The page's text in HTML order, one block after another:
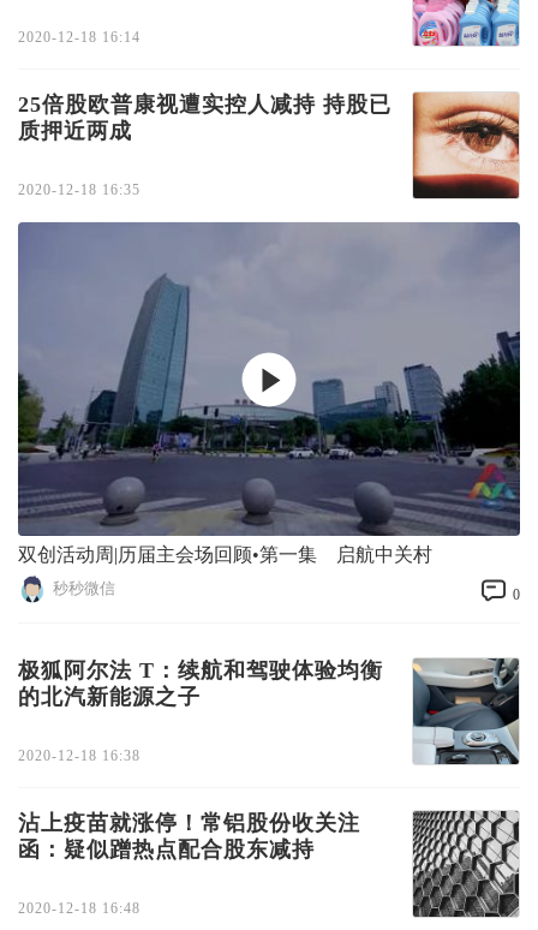
2020-12-18 16:14
25倍股欧普康视遭实控人减持 持股已
质押近两成
2020-12-18 16:35
双创活动周|历届主会场回顾•第一集 启航中关村
秒秒微信 0
极狐阿尔法 T：续航和驾驶体验均衡
的北汽新能源之子
2020-12-18 16:38
沾上疫苗就涨停！常铝股份收关注
函：疑似蹭热点配合股东减持
2020-12-18 16:48